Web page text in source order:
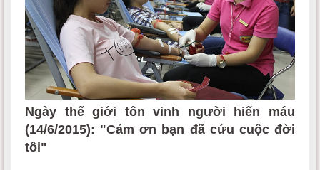
Ngày thế giới tôn vinh người hiến máu
(14/6/2015): "Cảm ơn bạn đã cứu cuộc đời
tôi"